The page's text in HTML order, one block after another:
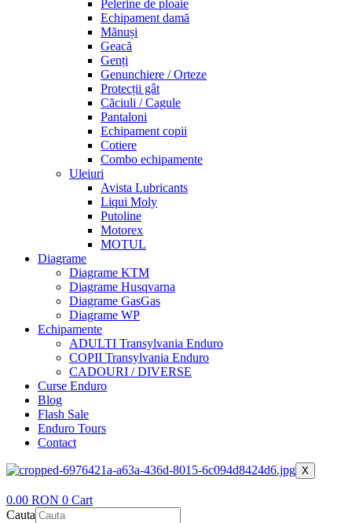
Pelerine de ploaie
Echipament damă
Mănuși
Geacă
Genți
Genunchiere / Orteze
Protecții gât
Căciuli / Cagule
Pantaloni
Echipament copii
Cotiere
Combo echipamente
Uleiuri
Avista Lubricants
Liqui Moly
Putoline
Motorex
MOTUL
Diagrame
Diagrame KTM
Diagrame Husqvarna
Diagrame GasGas
Diagrame WP
Echipamente
ADULTI Transylvania Enduro
COPII Transylvania Enduro
CADOURI / DIVERSE
Curse Enduro
Blog
Flash Sale
Enduro Tours
Contact
X
0.00 RON 0 Cart
Cauta